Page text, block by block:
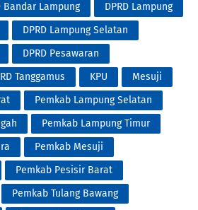
Bandar Lampung
DPRD Lampung
DPRD Lampung Selatan
DPRD Pesawaran
Tanggamus KPU
Mesuji
Pemkab Lampung Selatan
Pemkab Lampung Timur
Pemkab Mesuji
Pemkab Pesisir Barat
Pemkab Tulang Bawang